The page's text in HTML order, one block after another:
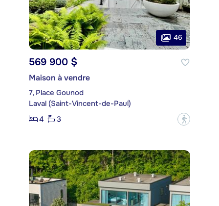
46
569 900 $
Maison à vendre
7, Place Gounod
Laval (Saint-Vincent-de-Paul)
4
3 ?